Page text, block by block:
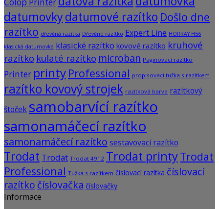
datumovkydatumové razítko Došlo dne
razítko dřevěná razítka Dřevěné razítko Expert Line HORRAY H56
klasická datumovka klasické razítko kovové razítko kruhové
razítko kulaté razítko microban Paginovací razítko
Printer printy Professional propisovací tužka s razítkem
razítko kovový strojek razítková barva razítkový
štoček samobarvící razítko
samonamáčecí razítko
samonamáčecí razítko sestavovací razítko
Trodat Trodat Trodat 4912 Trodat printyTrodat
Professional Tužka s razítkem číslovací razítka číslovací
razítko číslovačka číslovačky
Informace